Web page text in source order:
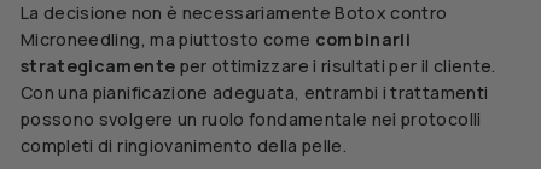
La decisione non è necessariamente Botox contro
Microneedling, ma piuttosto come combinarli
strategicamente per ottimizzare i risultati per il cliente.
Con una pianificazione adeguata, entrambi i trattamenti
possono svolgere un ruolo fondamentale nei protocolli
completi di ringiovanimento della pelle.